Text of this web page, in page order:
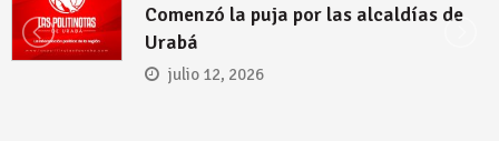
propuestas que hacen desde Urabá
para el presidente electo Abelardo de
la Espriella